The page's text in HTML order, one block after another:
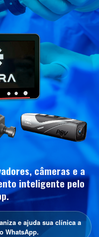
câmeras e a
inteligente pelo
e ajuda sua clínica a
WhatsApp.